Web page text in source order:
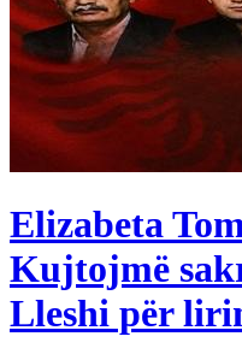
Elizabeta
Kujtojmë
Lleshi për